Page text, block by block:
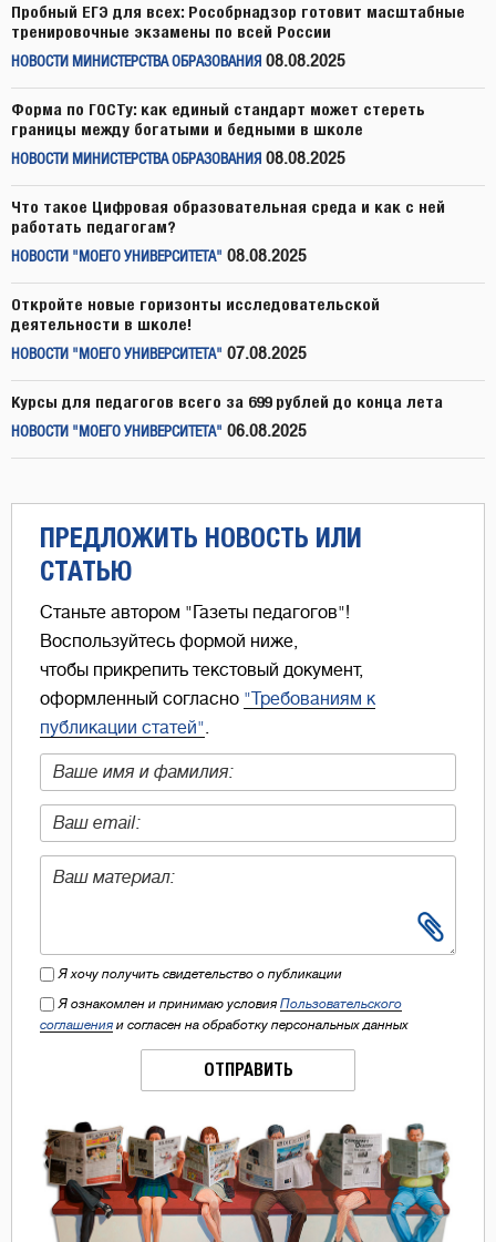
Пробный ЕГЭ для всех: Рособрнадзор готовит масштабные
тренировочные экзамены по всей России
НОВОСТИ МИНИСТЕРСТВА ОБРАЗОВАНИЯ 08.08.2025
Форма по ГОСТу: как единый стандарт может стереть
границы между богатыми и бедными в школе
НОВОСТИ МИНИСТЕРСТВА ОБРАЗОВАНИЯ 08.08.2025
Что такое Цифровая образовательная среда и как с ней
работать педагогам?
НОВОСТИ "МОЕГО УНИВЕРСИТЕТА" 08.08.2025
Откройте новые горизонты исследовательской
деятельности в школе!
НОВОСТИ "МОЕГО УНИВЕРСИТЕТА" 07.08.2025
Курсы для педагогов всего за 699 рублей до конца лета
НОВОСТИ "МОЕГО УНИВЕРСИТЕТА" 06.08.2025
ПРЕДЛОЖИТЬ НОВОСТЬ ИЛИ
СТАТЬЮ
Станьте автором "Газеты педагогов"!
Воспользуйтесь формой ниже,
чтобы прикрепить текстовый документ,
оформленный согласно "Требованиям к
публикации статей"
Я хочу получить свидетельство о публикации
Я ознакомлен и принимаю условия Пользовательского
соглашения и согласен на обработку персональных данных
ОТПРАВИТЬ